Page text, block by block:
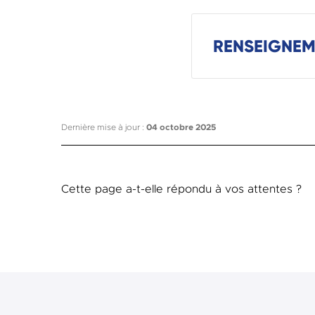
Dernière mise à jour : 04 octobre 2025
Cette page a-t-elle répondu à vos attentes ?